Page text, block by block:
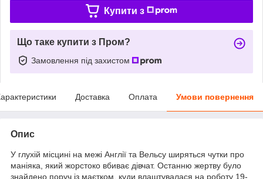
Купити з
Що таке купити з Пром?
Замовлення під захистом
Доставка Оплата Умови повернення
Опис
У глухій місцині на межі Англії та Вельсу ширяться чутки про
маніяка, який жорстоко вбиває дівчат. Останню жертву було
знайдено поруч із маєтком, куди влаштувалася на роботу 19-